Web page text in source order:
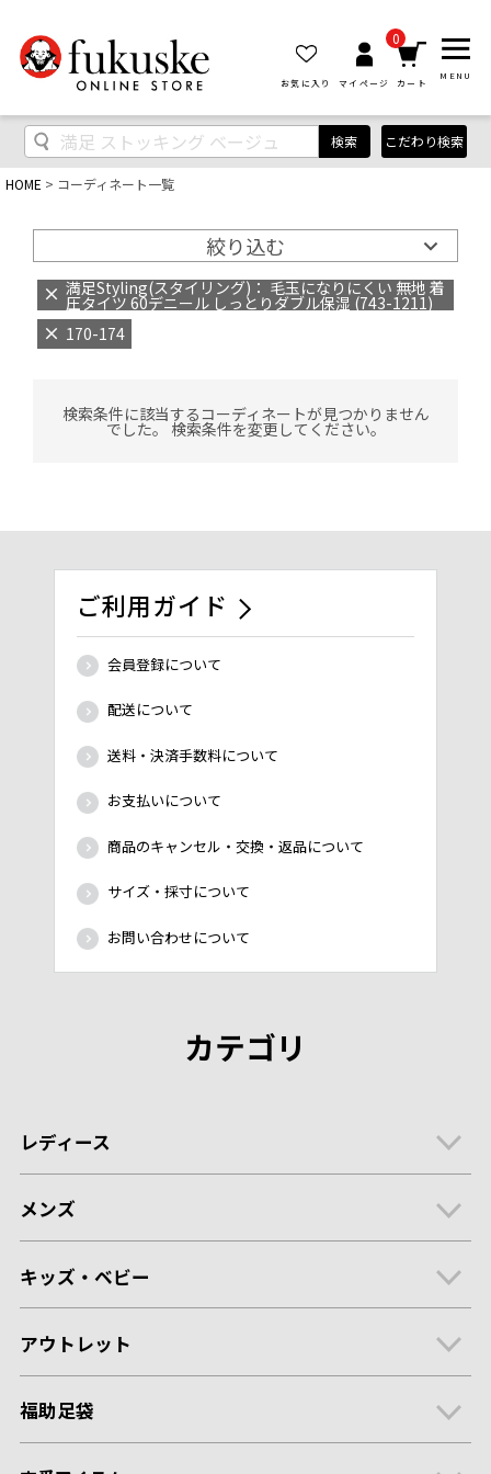
お気に入り マイページ
0
カート
MENU
検索 こだわり検索
HOME コーディネート一覧
絞り込む
満足Styling(スタイリング)： 毛玉になりにくい 無地 着
圧タイツ 60デニール しっとりダブル保湿 (743-1211)
170-174
検索条件に該当するコーディネートが見つかりません
でした。 検索条件を変更してください。
ご利用ガイド
会員登録について
配送について
送料・決済手数料について
お支払いについて
商品のキャンセル・交換・返品について
サイズ・採寸について
お問い合わせについて
カテゴリ
レディース
メンズ
キッズ・ベビー
アウトレット
福助足袋